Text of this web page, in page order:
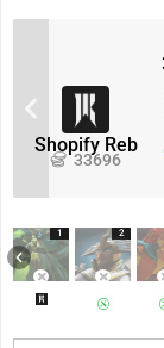
Shopify Reb
33696
1 2